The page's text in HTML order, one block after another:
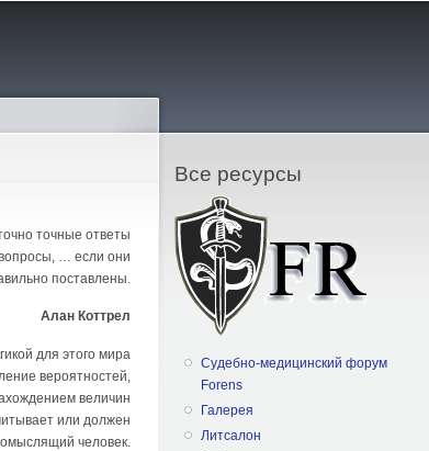
точные ответы
… если они
поставлены.
Алан Коттрел
для этого мира
вероятностей,
величин
или должен
человек.
Все ресурсы
Судебно-медицинский форум
Forens
Галерея
Литсалон